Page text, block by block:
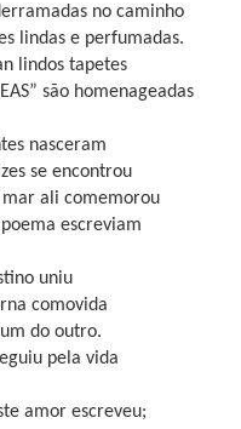
no caminho
lindas e perfumadas.
lindos tapetes
são homenageadas
nasceram
se encontrou
mar ali comemorou
escreviam
uniu
comovida
do outro.
pela vida
amor escreveu;